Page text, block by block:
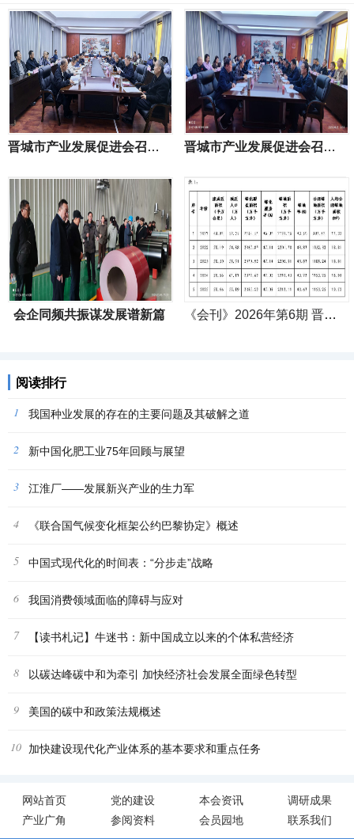
晋城市产业发展促进会召开四届五次会员大会 晋城市产业发展促进会召开四届四次会员大会
会企同频共振谋发展谱新篇 《会刊》2026年第6期 晋城市生态园林绿化全域建设与管护工作40年回顾
阅读排行
1 我国种业发展的存在的主要问题及其破解之道
2 新中国化肥工业75年回顾与展望
3 江淮厂——发展新兴产业的生力军
4 《联合国气候变化框架公约巴黎协定》概述
5 中国式现代化的时间表：“分步走”战略
6 我国消费领域面临的障碍与应对
7 【读书札记】牛迷书：新中国成立以来的个体私营经济
8 以碳达峰碳中和为牵引 加快经济社会发展全面绿色转型
9 美国的碳中和政策法规概述
10 加快建设现代化产业体系的基本要求和重点任务
网站首页 党的建设 本会资讯
调研成果
产业广角
参阅资料 会员园地 联系我们